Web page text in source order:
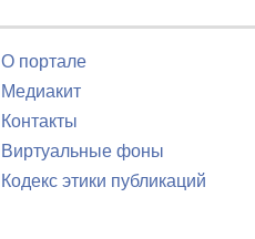
О портале
Медиакит
Контакты
Виртуальные фоны
Кодекс этики публикаций